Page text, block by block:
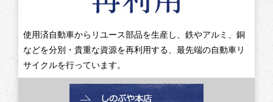
使用済自動車からリユース部品を生産し、鉄やアルミ、銅
などを分別・貴重な資源を再利用する、最先端の自動車リ
サイクルを行っています。